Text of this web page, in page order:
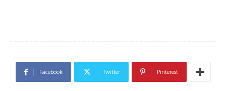
Facebook Twitter Pinterest